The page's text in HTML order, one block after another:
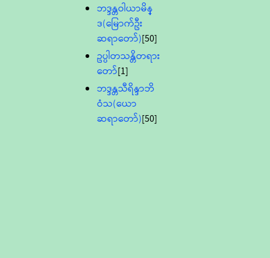
ဘဒ္ဒန္တဝါယာမိန္
ဒ(မြောက်ဦး
ဆရာတော်)[50]
ဥပ္ပါတသန္တိတရား
တော်[1]
ဘဒ္ဒန္တသီရိန္ဒာဘိ
ဝံသ(ယော
ဆရာတော်)[50]